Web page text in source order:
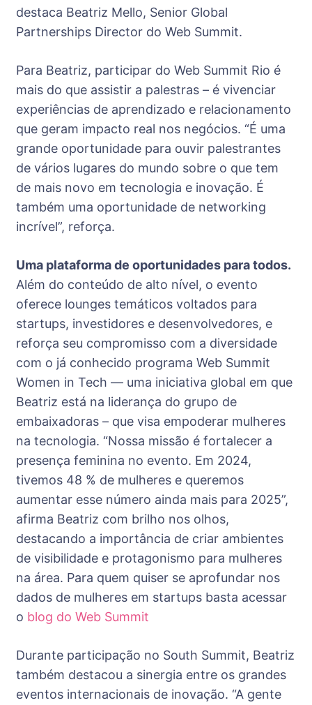
destaca Beatriz Mello, Senior Global
Partnerships Director do Web Summit.
Para Beatriz, participar do Web Summit Rio é
mais do que assistir a palestras – é vivenciar
experiências de aprendizado e relacionamento
que geram impacto real nos negócios. “É uma
grande oportunidade para ouvir palestrantes
de vários lugares do mundo sobre o que tem
de mais novo em tecnologia e inovação. É
também uma oportunidade de networking
incrível”, reforça.
Uma plataforma de oportunidades para todos.
Além do conteúdo de alto nível, o evento
oferece lounges temáticos voltados para
startups, investidores e desenvolvedores, e
reforça seu compromisso com a diversidade
com o já conhecido programa Web Summit
Women in Tech — uma iniciativa global em que
Beatriz está na liderança do grupo de
embaixadoras – que visa empoderar mulheres
na tecnologia. “Nossa missão é fortalecer a
presença feminina no evento. Em 2024,
tivemos 48 % de mulheres e queremos
aumentar esse número ainda mais para 2025”,
afirma Beatriz com brilho nos olhos,
destacando a importância de criar ambientes
de visibilidade e protagonismo para mulheres
na área. Para quem quiser se aprofundar nos
dados de mulheres em startups basta acessar
o blog do Web Summit
Durante participação no South Summit, Beatriz
também destacou a sinergia entre os grandes
eventos internacionais de inovação. “A gente